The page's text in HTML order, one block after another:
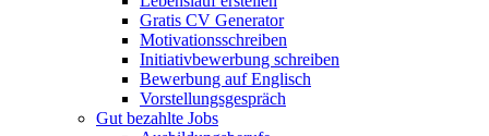
Gratis CV Generator
Motivationsschreiben
Initiativbewerbung schreiben
Bewerbung auf Englisch
Vorstellungsgespräch
Gut bezahlte Jobs